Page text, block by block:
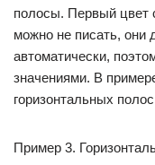
полосы. Первый цвет
можно не писать, они
автоматически,
значениями. В
горизонтальных
Пример 3.